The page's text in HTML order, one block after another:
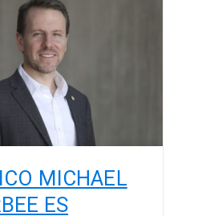
MICHAEL
ES